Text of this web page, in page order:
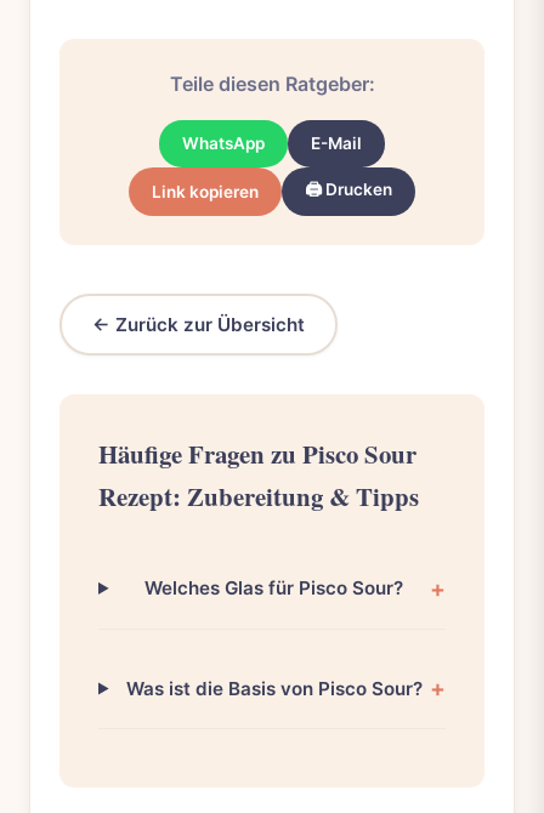
Teile diesen Ratgeber:
WhatsApp E-Mail
Link kopieren 🖨️ Drucken
← Zurück zur Übersicht
Häufige Fragen zu Pisco Sour
Rezept: Zubereitung & Tipps
Welches Glas für Pisco Sour?
Was ist die Basis von Pisco Sour?